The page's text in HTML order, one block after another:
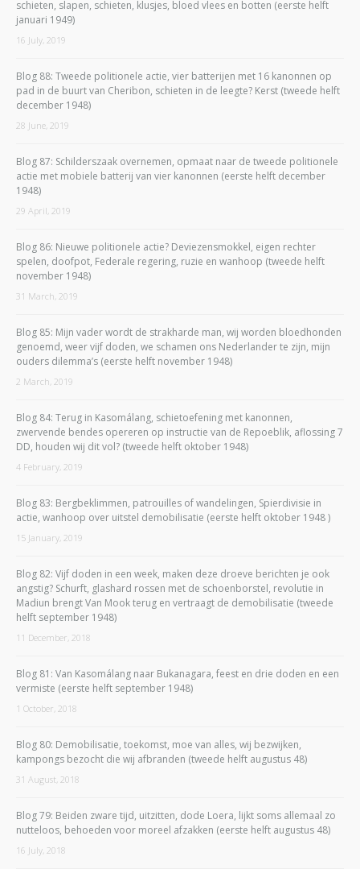
schieten, slapen, schieten, klusjes, bloed vlees en botten (eerste helft
januari 1949)
16 July, 2019
Blog 88: Tweede politionele actie, vier batterijen met 16 kanonnen op
pad in de buurt van Cheribon, schieten in de leegte? Kerst (tweede helft
december 1948)
28 June, 2019
Blog 87: Schilderszaak overnemen, opmaat naar de tweede politionele
actie met mobiele batterij van vier kanonnen (eerste helft december
1948)
29 April, 2019
Blog 86: Nieuwe politionele actie? Deviezensmokkel, eigen rechter
spelen, doofpot, Federale regering, ruzie en wanhoop (tweede helft
november 1948)
31 March, 2019
Blog 85: Mijn vader wordt de strakharde man, wij worden bloedhonden
genoemd, weer vijf doden, we schamen ons Nederlander te zijn, mijn
ouders dilemma’s (eerste helft november 1948)
2 March, 2019
Blog 84: Terug in Kasomálang, schietoefening met kanonnen,
zwervende bendes opereren op instructie van de Repoeblik, aflossing 7
DD, houden wij dit vol? (tweede helft oktober 1948)
4 February, 2019
Blog 83: Bergbeklimmen, patrouilles of wandelingen, Spierdivisie in
actie, wanhoop over uitstel demobilisatie (eerste helft oktober 1948 )
15 January, 2019
Blog 82: Vijf doden in een week, maken deze droeve berichten je ook
angstig? Schurft, glashard rossen met de schoenborstel, revolutie in
Madiun brengt Van Mook terug en vertraagt de demobilisatie (tweede
helft september 1948)
11 December, 2018
Blog 81: Van Kasomálang naar Bukanagara, feest en drie doden en een
vermiste (eerste helft september 1948)
1 October, 2018
Blog 80: Demobilisatie, toekomst, moe van alles, wij bezwijken,
kampongs bezocht die wij afbranden (tweede helft augustus 48)
31 August, 2018
Blog 79: Beiden zware tijd, uitzitten, dode Loera, lijkt soms allemaal zo
nutteloos, behoeden voor moreel afzakken (eerste helft augustus 48)
16 July, 2018